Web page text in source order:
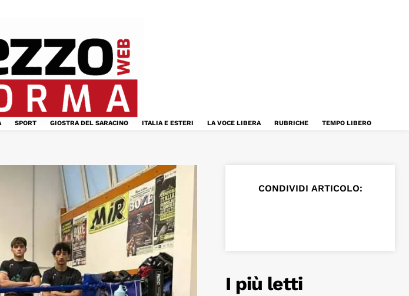
SPORT GIOSTRA DEL SARACINO ITALIA E ESTERI LA VOCE LIBERA RUBRICHE TEMPO LIBERO
CONDIVIDI ARTICOLO:
I più letti